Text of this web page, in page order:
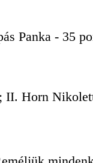
Panka - 35
II. Horn